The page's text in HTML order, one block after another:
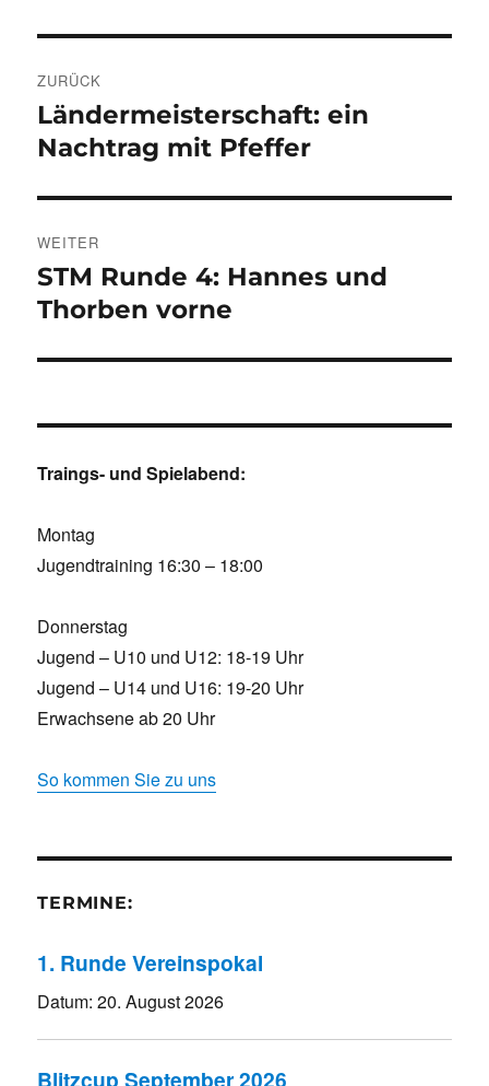
ZURÜCK
Vorheriger
Beitrag:
Ländermeisterschaft: ein
Nachtrag mit Pfeffer
WEITER
Nächster
Beitrag:
STM Runde 4: Hannes und
Thorben vorne
Traings- und Spielabend:
Montag
Jugendtraining 16:30 – 18:00
Donnerstag
Jugend – U10 und U12: 18-19 Uhr
Jugend – U14 und U16: 19-20 Uhr
Erwachsene ab 20 Uhr
So kommen Sie zu uns
TERMINE:
1. Runde Vereinspokal
Datum:20. August 2026
Blitzcup September 2026